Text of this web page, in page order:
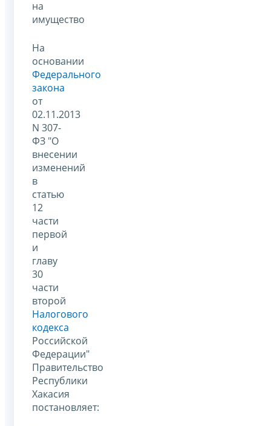
на
имущество
На
основании
Федерального
закона
от
02.11.2013
N 307-
ФЗ "О
внесении
изменений
в
статью
12
части
первой
и
главу
30
части
второй
Налогового
кодекса
Российской
Федерации"
Правительство
Республики
Хакасия
постановляет: